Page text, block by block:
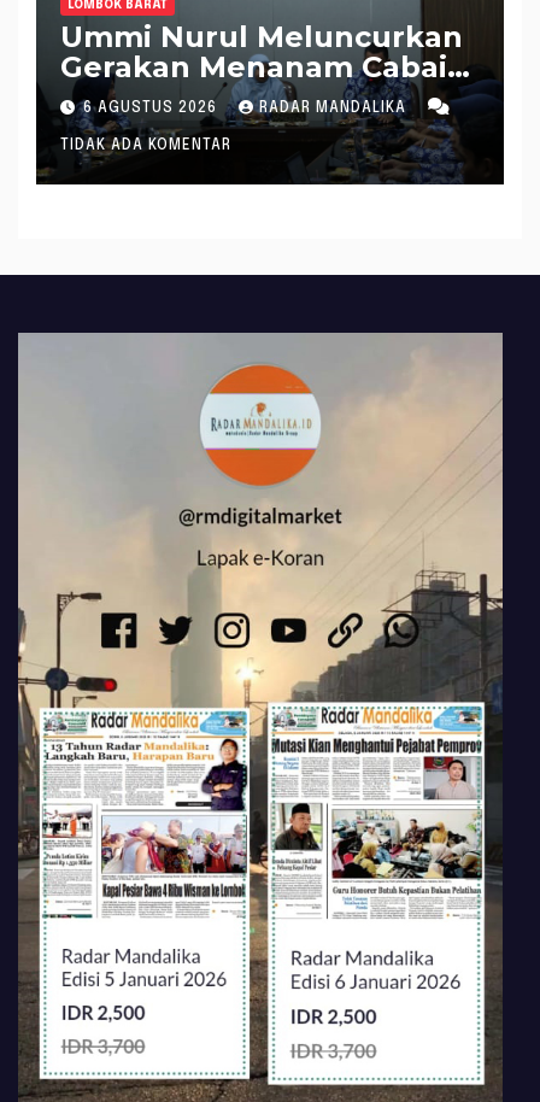
LOMBOK BARAT
Ummi Nurul Meluncurkan
Gerakan Menanam Cabai
Tangani Inflasi
6 AGUSTUS 2026 RADAR MANDALIKA
TIDAK ADA KOMENTAR